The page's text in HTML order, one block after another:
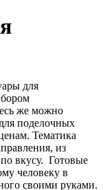
для
же можно
поделочных
Тематика
из
вкусу. Готовые
человеку в
своими руками.